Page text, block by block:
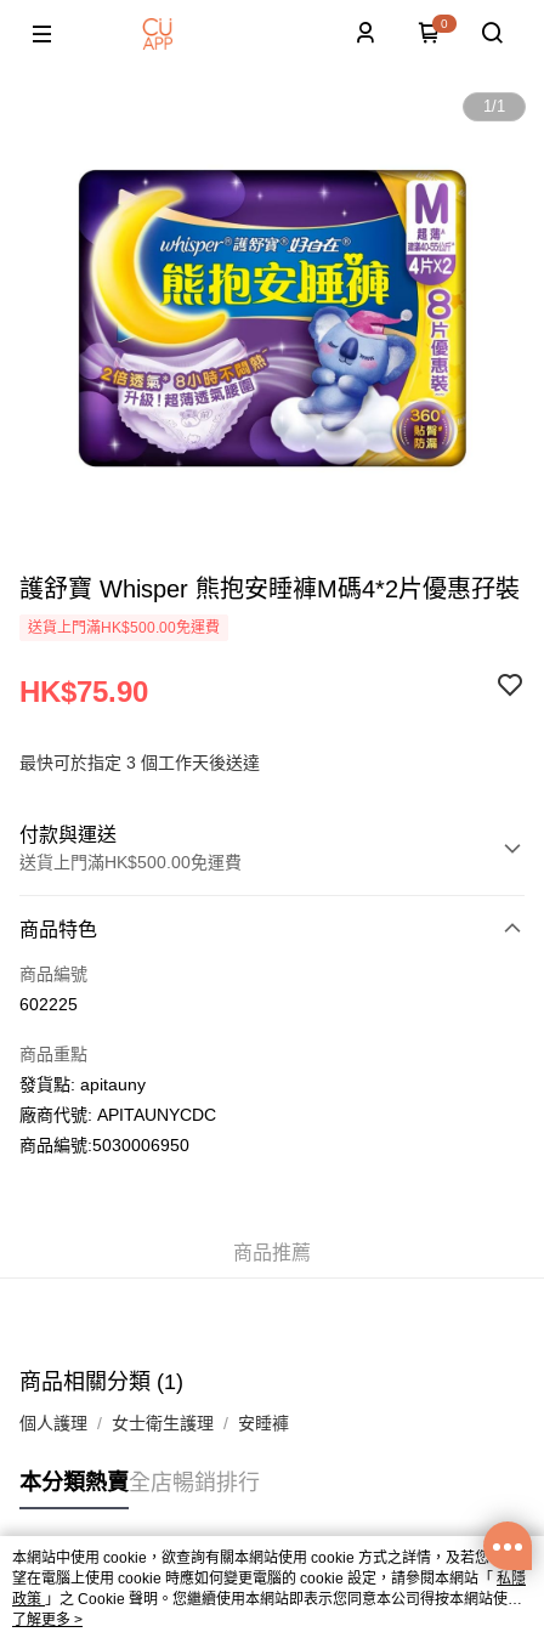
0
1/1
護舒寶 Whisper 熊抱安睡褲M碼4*2片優惠孖裝
送貨上門滿HK$500.00免運費
HK$75.90
最快可於指定 3 個工作天後送達
付款與運送
送貨上門滿HK$500.00免運費
信用卡
AlipayHK
WeChat Pay
送貨方式
每筆HK$50.00，滿HK$200.00或以上免運費
UNY 門市自取
商品特色
商品編號
602225
商品重點
發貨點: apitauny
廠商代號: APITAUNYCDC
商品編號:5030006950
商品推薦
商品相關分類 (1)
個人護理 女士衛生護理 安睡褲
本分類熱賣全店暢銷排行
熱門標籤
熱銷排行
本網站中使用 cookie，欲查詢有關本網站使用 cookie 方式之詳情，及若您不希
望在電腦上使用 cookie 時應如何變更電腦的 cookie 設定，請參閱本網站「 私隱
政策 」之 Cookie 聲明。您繼續使用本網站即表示您同意本公司得按本網站使用
條款之 Cookie 聲明使用 cookie。
了解更多 >